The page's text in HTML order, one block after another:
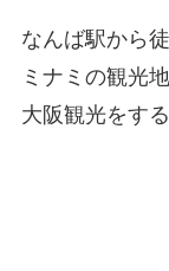
なんば駅から
ミナミの観光
大阪観光をす